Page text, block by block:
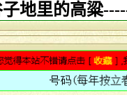
子地里的高粱